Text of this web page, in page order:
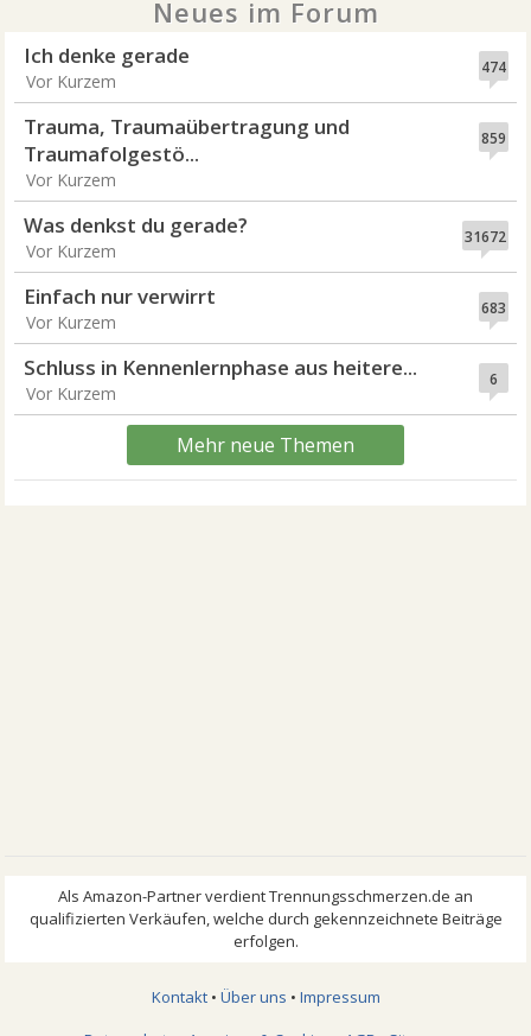
Neues im Forum
474
Ich denke gerade
Vor Kurzem
859
Trauma, Traumaübertragung und
Traumafolgestö...
Vor Kurzem
31672
Was denkst du gerade?
Vor Kurzem
683
Einfach nur verwirrt
Vor Kurzem
6
Schluss in Kennenlernphase aus heitere...
Vor Kurzem
Mehr neue Themen
Kontakt• Über uns • Impressum